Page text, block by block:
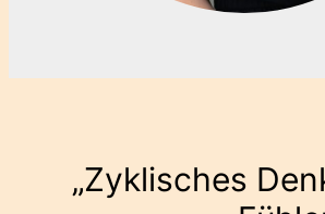
„Zyklisches